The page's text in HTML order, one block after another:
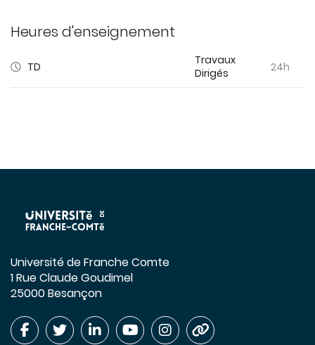
Heures d'enseignement
TD
Travaux
Dirigés
24h
Université de Franche Comte
1 Rue Claude Goudimel
25000 Besançon